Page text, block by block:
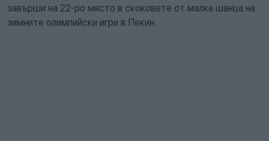
завърши на 22-ро място в скоковете от малка шанца на
зимните олимпийски игри в Пекин.